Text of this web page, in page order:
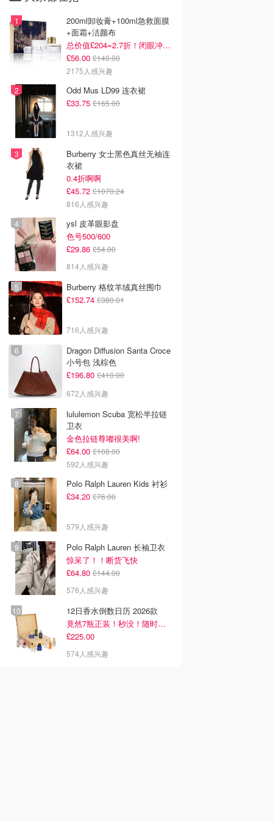
200ml卸妆膏+100ml急救面膜
+面霜+洁颜布
总价值£204=2.7折！闭眼冲这套！
£56.00 £140.00
2175人感兴趣
Odd Mus LD99 连衣裙
£33.75 £165.00
1312人感兴趣
Burberry 女士黑色真丝无袖连
衣裙
0.4折啊啊
£45.72 £1070.24
816人感兴趣
ysl 皮革眼影盘
色号500/600
£29.86 £54.00
814人感兴趣
Burberry 格纹羊绒真丝围巾
£152.74 £380.01
716人感兴趣
Dragon Diffusion Santa Croce
小号包 浅棕色
£196.80 £410.00
672人感兴趣
lululemon Scuba 宽松半拉链
卫衣
金色拉链尊嘟很美啊!
£64.00 £108.00
592人感兴趣
Polo Ralph Lauren Kids 衬衫
£34.20 £76.00
579人感兴趣
Polo Ralph Lauren 长袖卫衣
惊呆了！！断货飞快
£64.80 £144.00
576人感兴趣
12日香水倒数日历 2026款
竟然7瓶正装！秒没！随时补货蹲！！！
£225.00
574人感兴趣